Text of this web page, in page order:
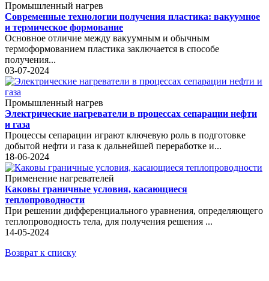
Промышленный нагрев
Современные технологии получения пластика: вакуумное
и термическое формование
Основное отличие между вакуумным и обычным
термоформованием пластика заключается в способе
получения...
03-07-2024
Промышленный нагрев
Электрические нагреватели в процессах сепарации нефти
и газа
Процессы сепарации играют ключевую роль в подготовке
добытой нефти и газа к дальнейшей переработке и...
18-06-2024
Применение нагревателей
Каковы граничные условия, касающиеся
теплопроводности
При решении дифференциального уравнения, определяющего
теплопроводность тела, для получения решения ...
14-05-2024
Возврат к списку